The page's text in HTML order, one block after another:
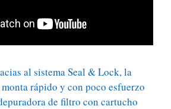
al sistema Seal & Lock, la
rápido y con poco esfuerzo
de filtro con cartucho